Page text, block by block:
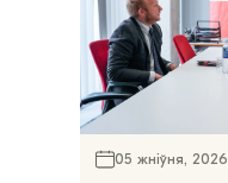
05 жніўня, 2026